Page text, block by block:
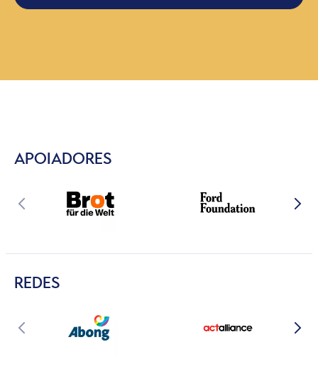
APOIADORES
REDES